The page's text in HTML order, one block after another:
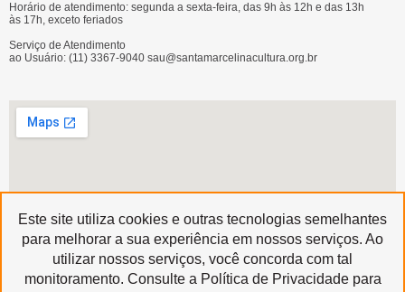
Horário de atendimento: segunda a sexta-feira, das 9h às 12h e das 13h
às 17h, exceto feriados
Serviço de Atendimento
ao Usuário: (11) 3367-9040 sau@santamarcelinacultura.org.br
Produzido por
Este site utiliza cookies e outras tecnologias semelhantes
para melhorar a sua experiência em nossos serviços. Ao
utilizar nossos serviços, você concorda com tal
monitoramento. Consulte a Política de Privacidade para